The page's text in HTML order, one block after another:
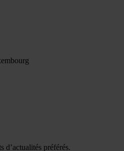
d’actualités préférés.